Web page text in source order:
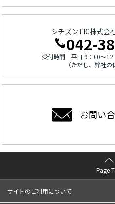
シチズンTIC株式会
042-
受付時間 平日 9：00～12
（ただし、弊社の
お問い
Page
サイトのご利用について